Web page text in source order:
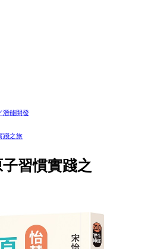
潛能開發
踐之旅
習慣實踐之